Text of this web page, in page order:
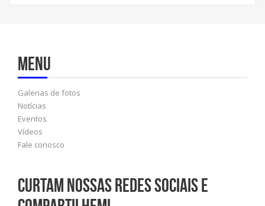
Menu
Galerias de fotos
Notícias
Eventos
Vídeos
Fale conosco
Curtam nossas redes sociais e